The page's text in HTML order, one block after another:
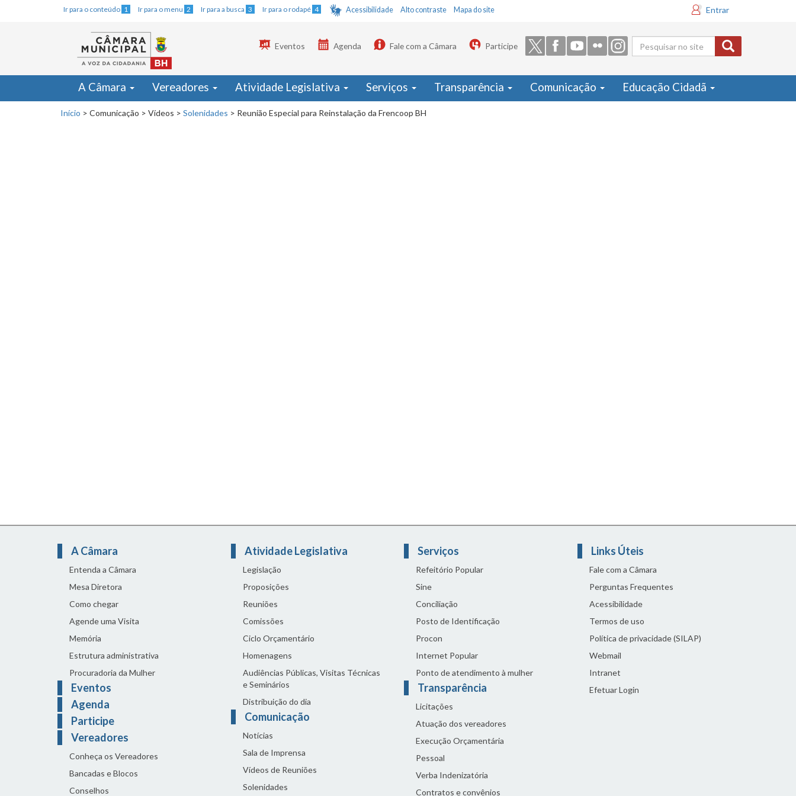
Ir para o conteúdo 1 Ir para o menu 2 Ir para a busca 3 Ir para o rodapé 4 Acessibilidade Alto contraste Mapa do site Entrar
Formulário
de busca
Eventos Agenda Fale com a Câmara Participe
A Câmara Vereadores Atividade Legislativa Serviços Transparência Comunicação Educação Cidadã
Início > Comunicação > Vídeos > Solenidades > Reunião Especial para Reinstalação da Frencoop BH
A Câmara
Entenda a Câmara
Mesa Diretora
Como chegar
Agende uma Visita
Memória
Estrutura administrativa
Procuradoria da Mulher
Eventos
Agenda
Participe
Vereadores
Conheça os Vereadores
Bancadas e Blocos
Conselhos
Atividade Legislativa
Legislação
Proposições
Reuniões
Comissões
Ciclo Orçamentário
Homenagens
Audiências Públicas, Visitas Técnicas
e Seminários
Distribuição do dia
Comunicação
Notícias
Sala de Imprensa
Vídeos de Reuniões
Solenidades
Serviços
Refeitório Popular
Sine
Conciliação
Posto de Identificação
Procon
Internet Popular
Ponto de atendimento à mulher
Transparência
Licitações
Atuação dos vereadores
Execução Orçamentária
Pessoal
Verba Indenizatória
Contratos e convênios
Links Úteis
Fale com a Câmara
Perguntas Frequentes
Acessibilidade
Termos de uso
Política de privacidade (SILAP)
Webmail
Intranet
Efetuar Login